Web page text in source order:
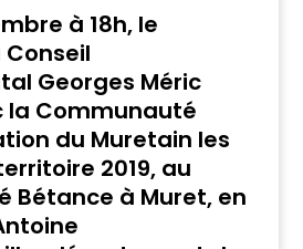
à 18h, le
Georges Méric
la Communauté
du Muretain les
2019, au
Bétance à Muret, en